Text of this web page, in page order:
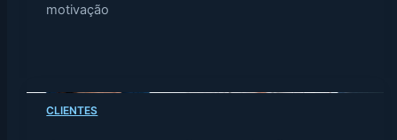
motivação
CLIENTES